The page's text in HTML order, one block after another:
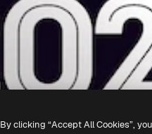
By clicking “Accept All Cookies”,